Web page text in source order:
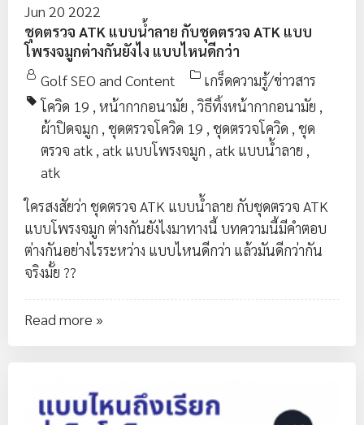
Jun 20 2022
ชุดตรวจ ATK แบบน้ำลาย กับชุดตรวจ ATK แบบ
โพรงจมูกต่างกันยังไง แบบไหนดีกว่า
Golf SEO and Content
เกร็ดความรู้/ข่าวสาร
โควิด 19 , หน้ากากอนามัย , วิธีทิ้งหน้ากากอนามัย ,
ผ้าปิดจมูก , ชุดตรวจโควิด 19 , ชุดตรวจโควิด , ชุด
ตรวจ atk , atk แบบโพรงจมูก , atk แบบน้ำลาย ,
atk
ใครสงสัยว่า ชุดตรวจ ATK แบบน้ำลาย กับชุดตรวจ ATK
แบบโพรงจมูก ต่างกันยังไงมาทางนี้ บทความนี้มีคำตอบ
ต่างกันอย่างไรระหว่าง แบบไหนดีกว่า แล้วมันดีกว่ากัน
จริงมั้ย ??
Read more »